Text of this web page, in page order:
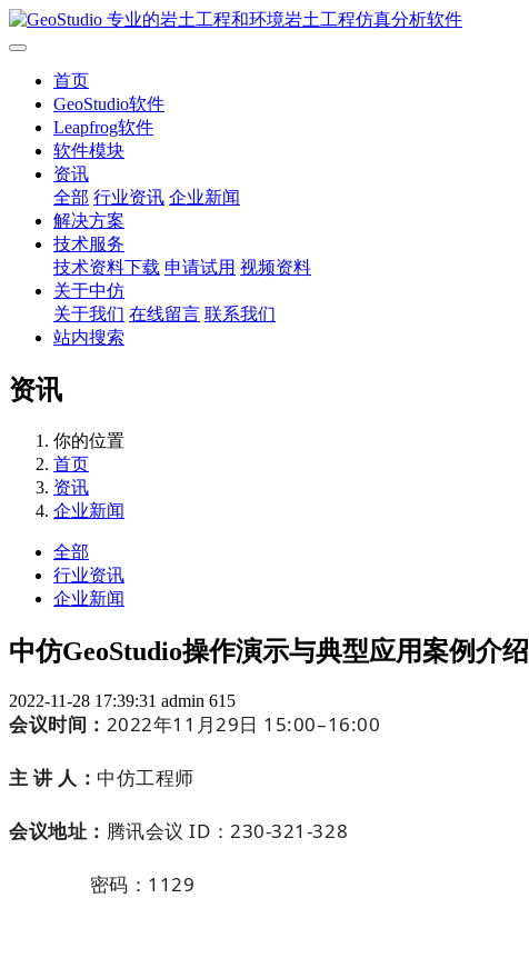
首页
GeoStudio软件
Leapfrog软件
软件模块
资讯
全部 行业资讯 企业新闻
解决方案
技术服务
技术资料下载 申请试用 视频资料
关于中仿
关于我们 在线留言 联系我们
站内搜索
资讯
你的位置
首页
资讯
企业新闻
全部
行业资讯
企业新闻
中仿GeoStudio操作演示与典型应用案例介绍
2022-11-28 17:39:31 admin 615
会议时间： 2022年11月29日 15:00–16:00
主 讲 人： 中仿工程师
会议地址： 腾讯会议 ID：230-321-328
密码：1129